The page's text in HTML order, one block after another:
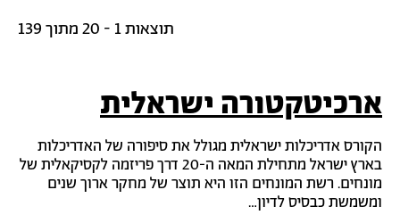
תוצאות 1 - 20 מתוך 139
ארכיטקטורה ישראלית
הקורס אדריכלות ישראלית מגולל את סיפורה של האדריכלות
בארץ ישראל מתחילת המאה ה-20 דרך פריזמה לקסיקאלית של
מונחים. רשת המונחים הזו היא תוצר של מחקר ארוך שנים
ומשמשת כבסיס לדיון…